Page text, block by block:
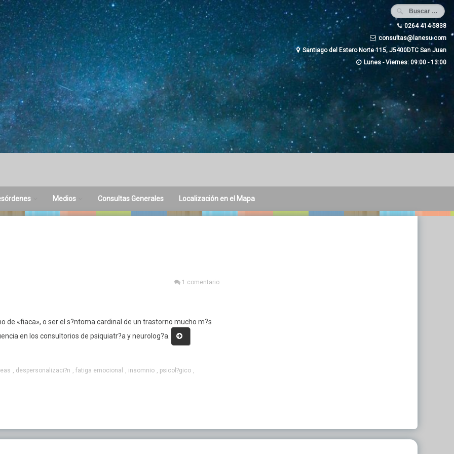
0264 414-5838
consultas@lanesu.com
Santiago del Estero Norte 115, J5400DTC San Juan
Lunes - Viernes: 09:00 - 13:00
Medios
Otras Participaciones
Consultas Generales Localización en el Mapa
1 comentario
de «fiaca», o ser el s?ntoma cardinal de un trastorno mucho m?s
en los consultorios de psiquiatr?a y neurolog?a.
«Cabeza
quemada»
, despersonalizaci?n , fatiga emocional , insomnio , psicol?gico ,